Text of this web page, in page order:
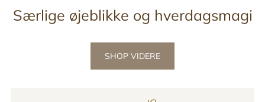
Særlige øjeblikke og hverdagsmagi
SHOP VIDERE